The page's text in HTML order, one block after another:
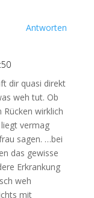
Antworten
dir quasi direkt
weh tut. Ob
Rücken wirklich
vermag
sagen. …bei
das gewisse
Erkrankung
weh
mit